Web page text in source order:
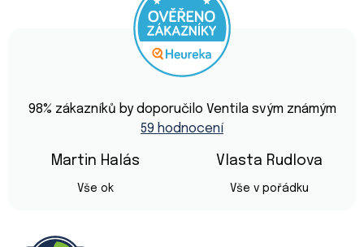
hodnocení
obchodu
je
hvězdiček.
98% zákazníků by doporučilo Ventila svým známým
59 hodnocení
Martin Halás
Vše ok
Vlasta Rudlova
Vše v pořádku